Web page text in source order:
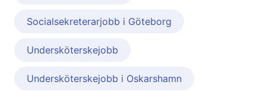
Socialsekreterarjobb i Göteborg
Undersköterskejobb
Undersköterskejobb i Oskarshamn